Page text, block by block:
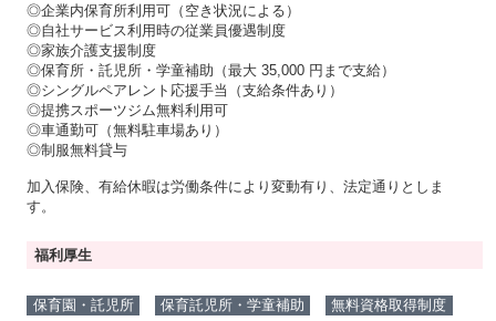
◎企業内保育所利用可（空き状況による）
◎自社サービス利用時の従業員優遇制度
◎家族介護支援制度
◎保育所・託児所・学童補助（最大 35,000 円まで支給）
◎シングルペアレント応援手当（支給条件あり）
◎提携スポーツジム無料利用可
◎車通勤可（無料駐車場あり）
◎制服無料貸与
加入保険、有給休暇は労働条件により変動有り、法定通りとしま
す。
福利厚生
保育園・託児所 保育託児所・学童補助
無料資格取得制度